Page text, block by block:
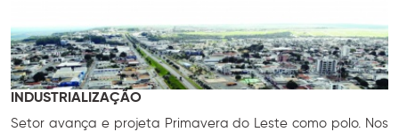
INDUSTRIALIZAÇÃO
Setor avança e projeta Primavera do Leste como polo. Nos